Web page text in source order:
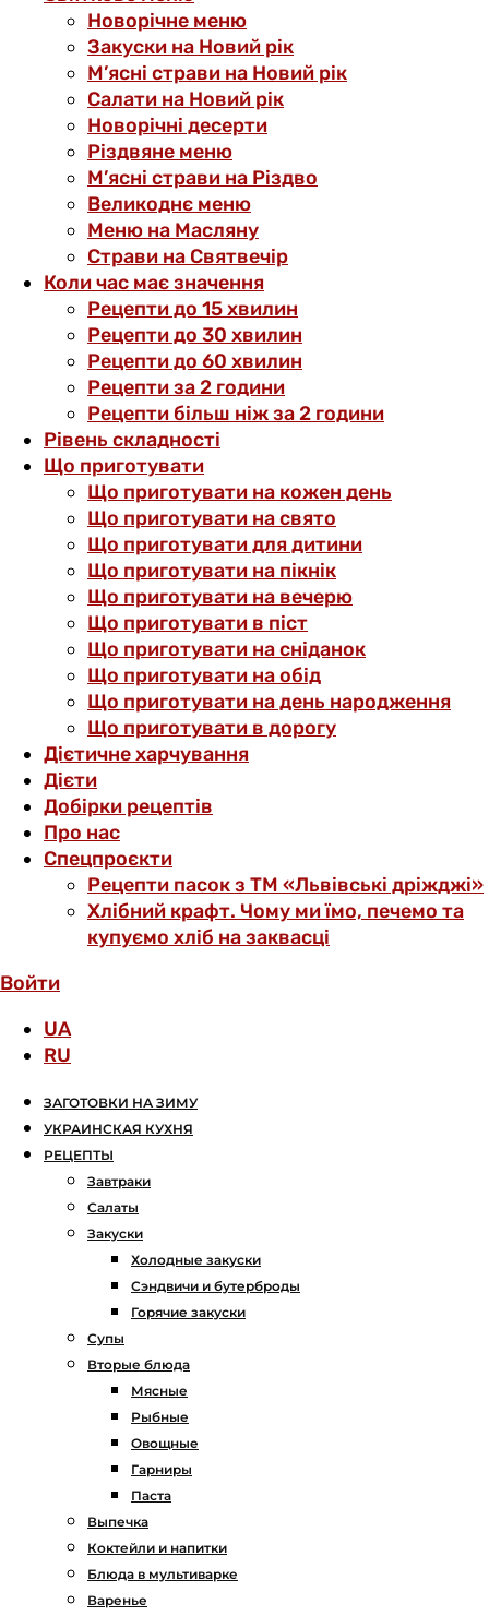
Новорічне меню
Закуски на Новий рік
М’ясні страви на Новий рік
Салати на Новий рік
Новорічні десерти
Різдвяне меню
М’ясні страви на Різдво
Великоднє меню
Меню на Масляну
Страви на Святвечір
Коли час має значення
Рецепти до 15 хвилин
Рецепти до 30 хвилин
Рецепти до 60 хвилин
Рецепти за 2 години
Рецепти більш ніж за 2 години
Рівень складності
Що приготувати
Що приготувати на кожен день
Що приготувати на свято
Що приготувати для дитини
Що приготувати на пікнік
Що приготувати на вечерю
Що приготувати в піст
Що приготувати на сніданок
Що приготувати на обід
Що приготувати на день народження
Що приготувати в дорогу
Дієтичне харчування
Дієти
Добірки рецептів
Про нас
Спецпроєкти
Рецепти пасок з ТМ «Львівські дріжджі»
Хлібний крафт. Чому ми їмо, печемо та
купуємо хліб на заквасці
Войти
UA
RU
ЗАГОТОВКИ НА ЗИМУ
УКРАИНСКАЯ КУХНЯ
РЕЦЕПТЫ
Завтраки
Салаты
Закуски
Холодные закуски
Сэндвичи и бутерброды
Горячие закуски
Супы
Вторые блюда
Мясные
Рыбные
Овощные
Гарниры
Паста
Выпечка
Коктейли и напитки
Блюда в мультиварке
Варенье